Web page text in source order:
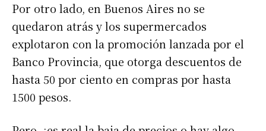
Por otro lado, en Buenos Aires no se
quedaron atrás y los supermercados
explotaron con la promoción lanzada por el
Banco Provincia, que otorga descuentos de
hasta 50 por ciento en compras por hasta
1500 pesos.